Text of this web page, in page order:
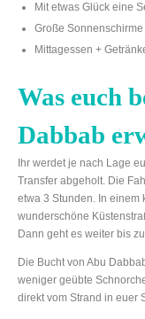
Mit etwas Glück eine
Große
Mittagessen +
Was euch
Dabbab
Ihr werdet je nach Lage
Transfer abgeholt. Die
etwa 3 Stunden. In einem
wunderschöne
Dann geht es weiter bis
Die Bucht von Abu
weniger geübte
direkt vom Strand in euer